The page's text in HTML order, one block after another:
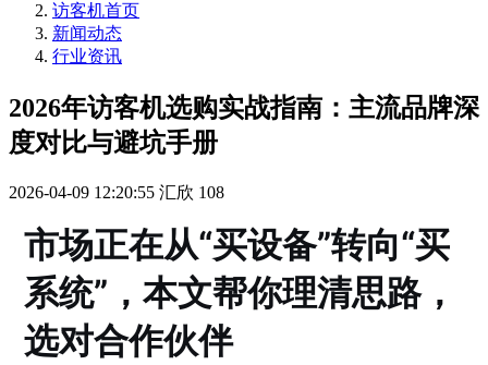
访客机首页
新闻动态
行业资讯
2026年访客机选购实战指南：主流品牌深
度对比与避坑手册
2026-04-09 12:20:55 汇欣 108
市场正在从“买设备”转向“买
系统”，本文帮你理清思路，
选对合作伙伴